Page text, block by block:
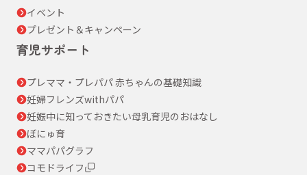
イベント
プレゼント＆キャンペーン
育児サポート
プレママ・プレパパ 赤ちゃんの基礎知識
妊婦フレンズwithパパ
妊娠中に知っておきたい母乳育児のおはなし
ぼにゅ育
ママパパグラフ
コモドライフ